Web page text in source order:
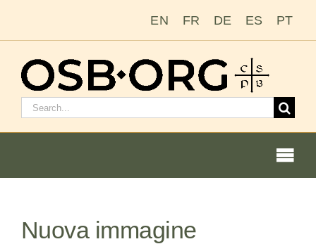
EN FR DE ES PT
Cerca:
Nuova immagine